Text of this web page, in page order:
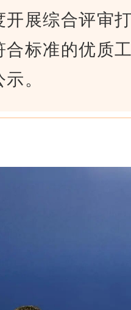
开展综合评审
合标准的优质
。